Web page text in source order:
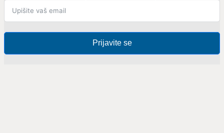
Prijavite se